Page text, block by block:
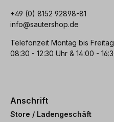
+49 (0) 8152 92898-81
info@sautershop.de
Telefonzeit Montag bis Freitag
08:30 - 12:30 Uhr & 14:00 -
Anschrift
Store / Ladengeschäft